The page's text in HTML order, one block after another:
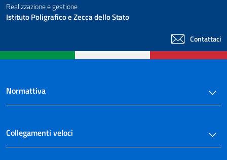
Realizzazione e gestione
Istituto Poligrafico e Zecca dello Stato
Contattaci
Normattiva
Collegamenti veloci